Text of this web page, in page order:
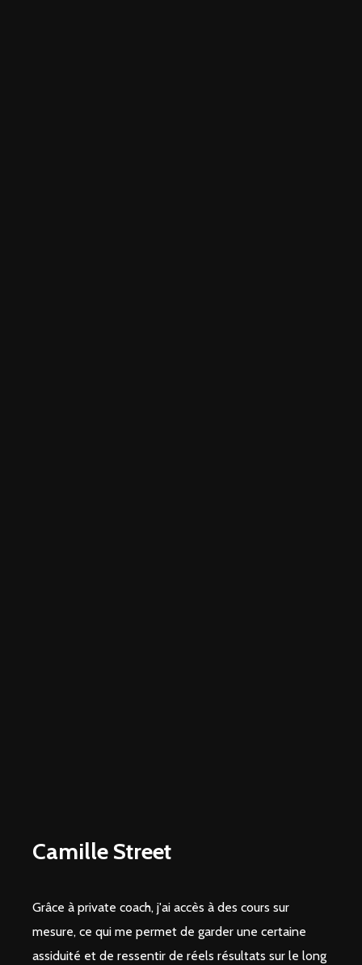
Camille Street
Grâce à private coach, j'ai accès à des cours sur
mesure, ce qui me permet de garder une certaine
assiduité et de ressentir de réels résultats sur le long